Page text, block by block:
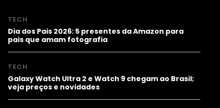
TECH
Dia dos Pais 2026: 5 presentes da Amazon para
pais que amam fotografia
TECH
Galaxy Watch Ultra 2 e Watch 9 chegam ao Brasil;
veja preços e novidades